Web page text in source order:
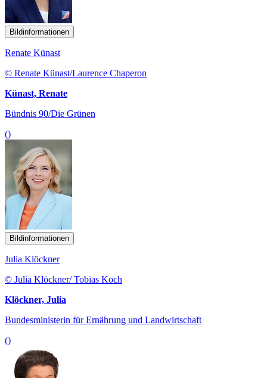
Bildinformationen
Renate Künast
© Renate Künast/Laurence Chaperon
Künast, Renate
Bündnis 90/Die Grünen
()
Bildinformationen
Julia Klöckner
© Julia Klöckner/ Tobias Koch
Klöckner, Julia
Bundesministerin für Ernährung und Landwirtschaft
()